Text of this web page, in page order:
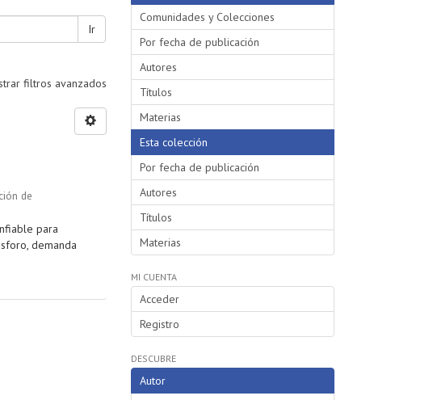
Ir
filtros avanzados
de
para
demanda
Comunidades y Colecciones
Por fecha de publicación
Autores
Títulos
Materias
Esta colección
Por fecha de publicación
Autores
Títulos
Materias
MI CUENTA
Acceder
Registro
DESCUBRE
Autor